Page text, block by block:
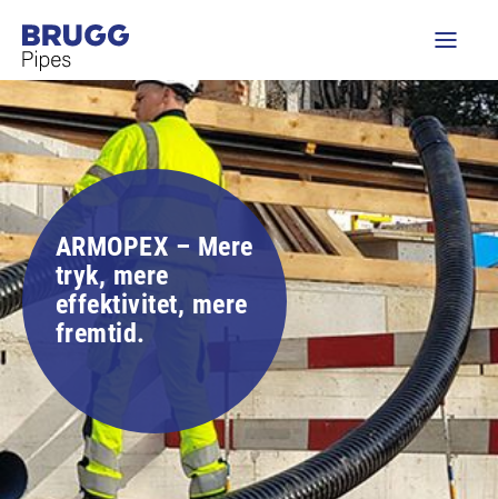
ARMOPEX – Mere
tryk, mere
effektivitet, mere
fremtid.